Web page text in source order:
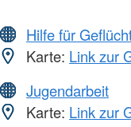
Hilfe für
Karte: Link zur
Jugendarbeit
Karte: Link zur